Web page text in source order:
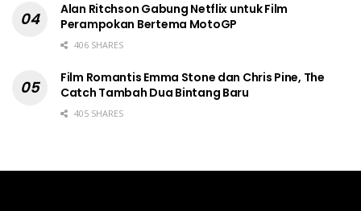
Alan Ritchson Gabung Netflix untuk Film
Perampokan Bertema MotoGP
406 SHARES
Film Romantis Emma Stone dan Chris Pine, The
Catch Tambah Dua Bintang Baru
405 SHARES